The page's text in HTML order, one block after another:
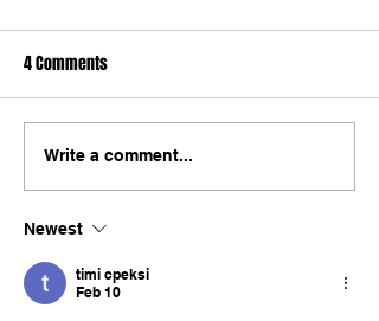
4 Comments
Write a comment...
Newest
timi cpeksi
Feb 10